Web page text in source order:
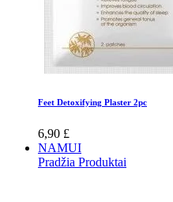
Feet Detoxifying Plaster 2pc
6,90 £
NAMUI
Pradžia Produktai